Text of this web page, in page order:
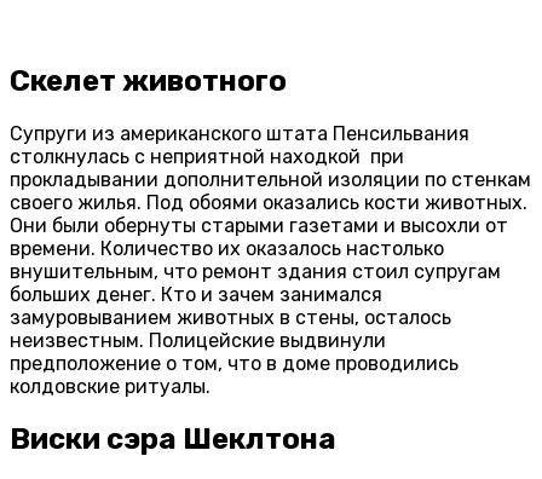
Скелет животного
Супруги из американского штата Пенсильвания
столкнулась с неприятной находкой при
прокладывании дополнительной изоляции по стенкам
своего жилья. Под обоями оказались кости животных.
Они были обернуты старыми газетами и высохли от
времени. Количество их оказалось настолько
внушительным, что ремонт здания стоил супругам
больших денег. Кто и зачем занимался
замуровыванием животных в стены, осталось
неизвестным. Полицейские выдвинули
предположение о том, что в доме проводились
колдовские ритуалы.
Виски сэра Шеклтона